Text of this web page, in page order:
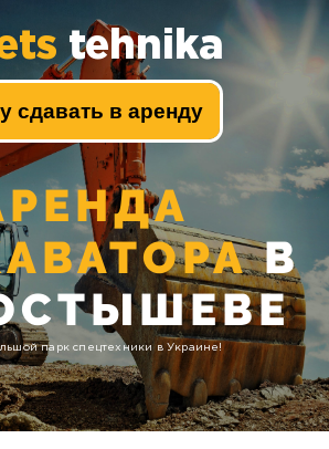
tehnika
сдавать в аренду
В
парк спецтехники в Украине!